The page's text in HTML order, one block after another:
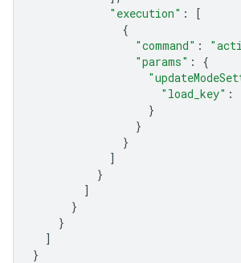
"execution" :
[
{
"command" :
"params" :
{
"load_key" :
}
}
}
]
}
]
}
}
]
}